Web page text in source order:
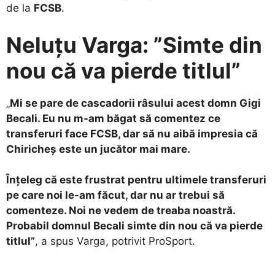
de la FCSB.
Neluțu Varga: ”Simte din
nou că va pierde titlul”
„Mi se pare de cascadorii râsului acest domn Gigi
Becali. Eu nu m-am băgat să comentez ce
transferuri face FCSB, dar să nu aibă impresia că
Chiricheș este un jucător mai mare.
Înțeleg că este frustrat pentru ultimele transferuri
pe care noi le-am făcut, dar nu ar trebui să
comenteze. Noi ne vedem de treaba noastră.
Probabil domnul Becali simte din nou că va pierde
titlul”, a spus Varga, potrivit ProSport.